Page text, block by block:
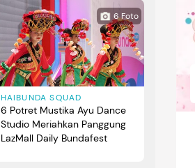
6 Foto
HAIBUNDA SQUAD
6 Potret Mustika Ayu Dance
Studio Meriahkan Panggung
LazMall Daily Bundafest